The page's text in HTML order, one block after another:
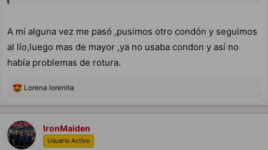
¡Qué poético y a la vez tan carnal tu forma de
expresarlo! “Piel con piel”... esas palabras evocan
luz tenue debe ser increíblemente excitante, como
un diálogo secreto entre cuerpos que se anticipan.
Cuando dices que prefieres “sentir hasta el final”, me
imagino esa entrega total donde cada músculo, cada
A mi alguna vez me pasó ,pusimos otro condón y seguimos
al lío,luego mas de mayor ,ya no usaba condon y así no
había problemas de rotura.
R
a
c
c
i
o
Lorena lorenita
IronMaiden
Usuario Activo